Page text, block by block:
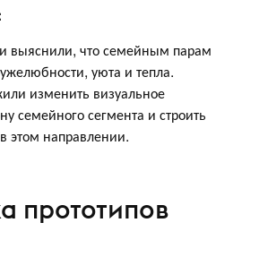
выяснили, что семейным парам
уюта и тепла.
изменить визуальное
семейного сегмента и строить
этом направлении.
прототипов